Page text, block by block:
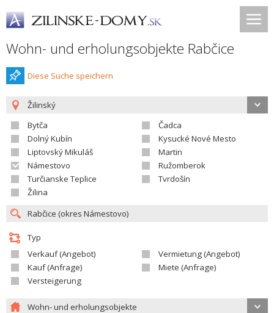
Wohn- und erholungsobjekte Rabčice
Diese Suche speichern
Žilinský
Bytča
Čadca
Dolný Kubín
Kysucké Nové Mesto
Liptovský Mikuláš
Martin
Námestovo
Ružomberok
Turčianske Teplice
Tvrdošín
Žilina
Typ
Verkauf (Angebot)
Vermietung (Angebot)
Kauf (Anfrage)
Miete (Anfrage)
Versteigerung
Wohn- und erholungsobjekte